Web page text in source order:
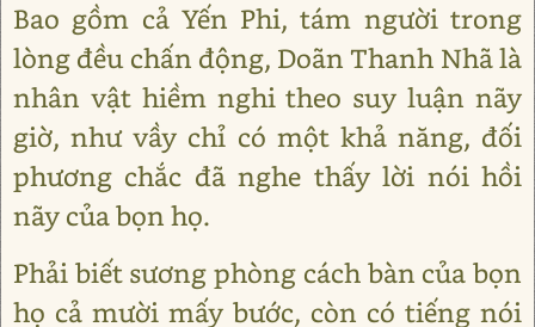
Bao gồm cả Yến Phi, tám người trong
lòng đều chấn động, Doãn Thanh Nhã là
nhân vật hiềm nghi theo suy luận nãy
giờ, như vầy chỉ có một khả năng, đối
phương chắc đã nghe thấy lời nói hồi
nãy của bọn họ.
Phải biết sương phòng cách bàn của bọn
họ cả mười mấy bước, còn có tiếng nói